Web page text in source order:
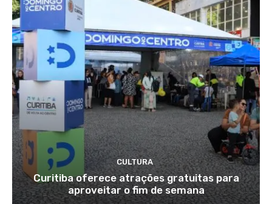
CULTURA
Curitiba oferece atrações gratuitas para
aproveitar o fim de semana